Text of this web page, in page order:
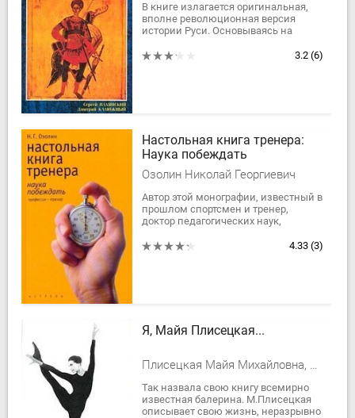
В книге излагается оригинальная,
вполне революционная версия
истории Руси. Основываясь на
исследованиях, авторы
3.2 (6)
Настольная книга тренера:
Наука побеждать
Озолин Николай Георгиевич
Автор этой монографии, известный в
прошлом спортсмен и тренер,
доктор педагогических наук,
науки РСФСР — один из крупнейших
4.33 (3)
Я, Майя Плисецкая...
Плисецкая Майя Михайловна, Плисецкая М.
Так назвала свою книгу всемирно
известная балерина. М.Плисецкая
описывает свою жизнь, неразрывно